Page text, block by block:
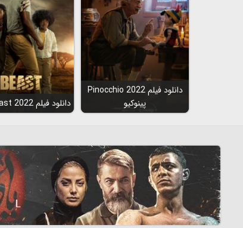
دانلود فیلم Pinocchio 2022
پینوکیو
دانلود فیلم Beast 2022 هیولا